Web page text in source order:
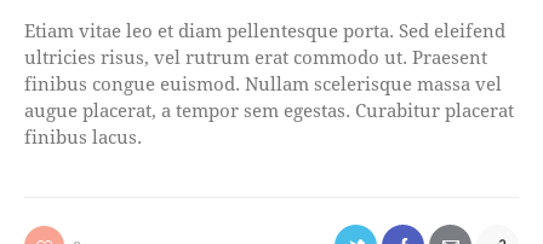
Etiam vitae leo et diam pellentesque porta. Sed eleifend
ultricies risus, vel rutrum erat commodo ut. Praesent
finibus congue euismod. Nullam scelerisque massa vel
augue placerat, a tempor sem egestas. Curabitur placerat
finibus lacus.